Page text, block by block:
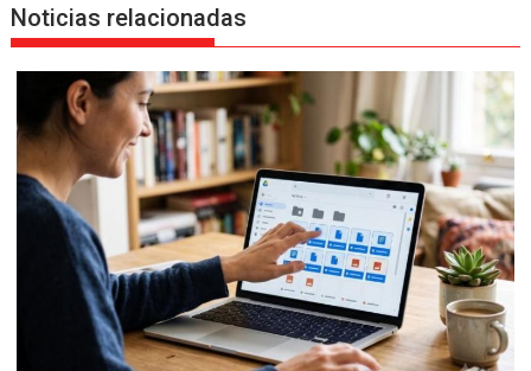
Noticias relacionadas